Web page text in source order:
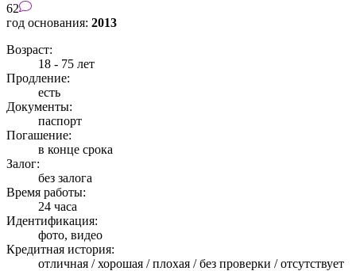
62
год основания: 2013
Возраст:
18 - 75 лет
Продление:
есть
Документы:
паспорт
Погашение:
в конце срока
Залог:
без залога
Время работы:
24 часа
Идентификация:
фото, видео
Кредитная история:
отличная / хорошая / плохая / без проверки / отсутствует